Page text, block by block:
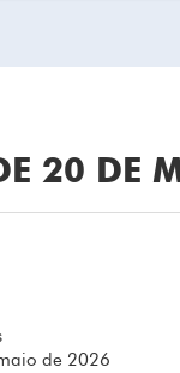
20 DE
de 2026